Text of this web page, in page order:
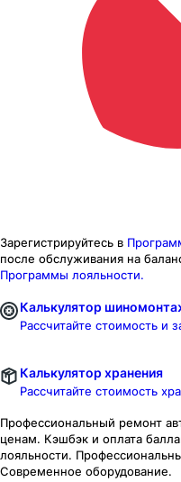
Зарегистрируйтесь в
после обслуживания на
Программы лояльности.
Калькулятор
Рассчитайте стоимость и
Калькулятор хранения
Рассчитайте стоимость
Профессиональный ремонт
ценам. Кэшбэк и оплата
лояльности.
Современное оборудование.